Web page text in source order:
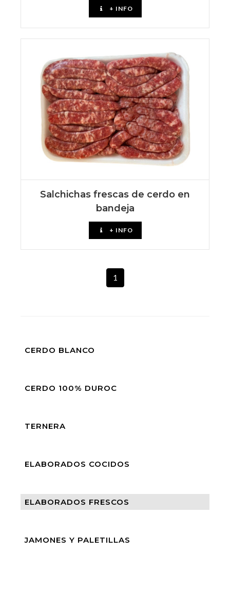
+ INFO
Salchichas frescas de cerdo en
bandeja
+ INFO
1
CERDO BLANCO
CERDO 100% DUROC
TERNERA
ELABORADOS COCIDOS
ELABORADOS FRESCOS
JAMONES Y PALETILLAS